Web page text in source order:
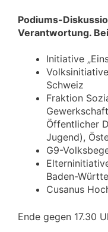
Podiums-
Verantwortung.
Initiative
Schweiz
Fraktion
Öffentlicher
Jugend),
G9-
Baden-
Cusanus
Ende gegen 17.30